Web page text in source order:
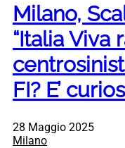
Milano,
“Italia Viva
FI? E’
28 Maggio 2025
Milano